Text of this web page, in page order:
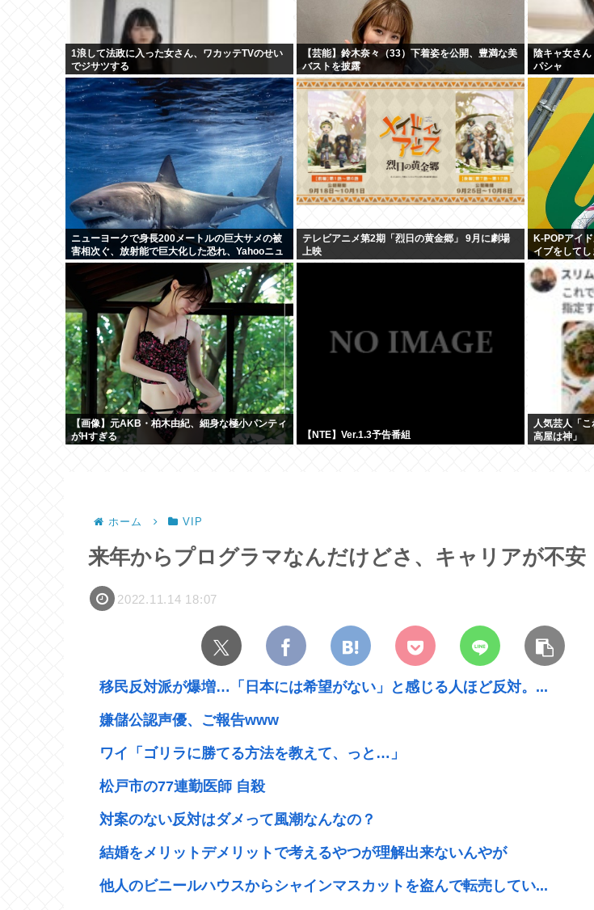
1浪して法政に入った女さん、ワカッテTVのせい
でジサツする
【芸能】鈴木奈々（33）下着姿を公開、豊満な美
バストを披露
陰キャ女さ
パシャ
ニューヨークで身長200メートルの巨大サメの被
害相次ぐ、放射能で巨大化した恐れ、Yahooニュ
ースより
テレビアニメ第2期「烈日の黄金郷」 9月に劇場
上映
K-POPアイ
イブをして
【画像】元AKB・柏木由紀、細身な極小パンティ
がHすぎる
【NTE】Ver.1.3予告番組
人気芸人「
高屋は神」
ホーム VIP
来年からプログラマなんだけどさ、キャリアが不安
2022.11.14 18:07
移民反対派が爆増…「日本には希望がない」と感じる人ほど反対。...
嫌儲公認声優、ご報告www
ワイ「ゴリラに勝てる方法を教えて、っと…」
松戸市の77連勤医師 自殺
対案のない反対はダメって風潮なんなの？
結婚をメリットデメリットで考えるやつが理解出来ないんやが
他人のビニールハウスからシャインマスカットを盗んで転売してい...